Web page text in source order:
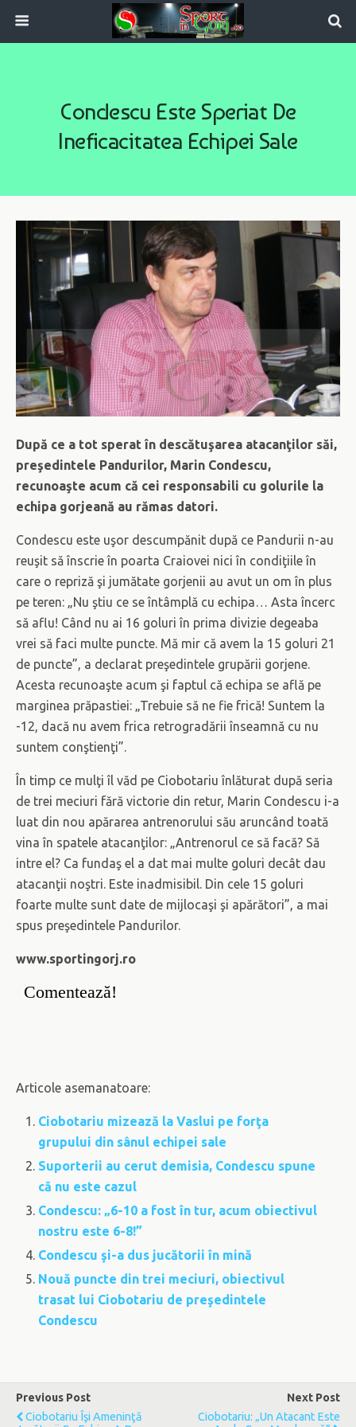
Condescu Este Speriat De
Ineficacitatea Echipei Sale
După ce a tot sperat în descătuşarea atacanţilor săi,
preşedintele Pandurilor, Marin Condescu,
recunoaşte acum că cei responsabili cu golurile la
echipa gorjeană au rămas datori.
Condescu este uşor descumpănit după ce Pandurii n-au
reuşit să înscrie în poarta Craiovei nici în condiţiile în
care o repriză şi jumătate gorjenii au avut un om în plus
pe teren: „Nu ştiu ce se întâmplă cu echipa… Asta încerc
să aflu! Când nu ai 16 goluri în prima divizie degeaba
vrei să faci multe puncte. Mă mir că avem la 15 goluri 21
de puncte”, a declarat preşedintele grupării gorjene.
Acesta recunoaşte acum şi faptul că echipa se află pe
marginea prăpastiei: „Trebuie să ne fie frică! Suntem la
-12, dacă nu avem frica retrogradării înseamnă cu nu
suntem conştienţi”.
În timp ce mulţi îl văd pe Ciobotariu înlăturat după seria
de trei meciuri fără victorie din retur, Marin Condescu i-a
luat din nou apărarea antrenorului său aruncând toată
vina în spatele atacanţilor: „Antrenorul ce să facă? Să
intre el? Ca fundaş el a dat mai multe goluri decât dau
atacanţii noştri. Este inadmisibil. Din cele 15 goluri
foarte multe sunt date de mijlocaşi şi apărători”, a mai
spus preşedintele Pandurilor.
www.sportingorj.ro
Comentează!
Articole asemanatoare:
Ciobotariu mizează la Vaslui pe forţa
grupului din sânul echipei sale
Suporterii au cerut demisia, Condescu spune
că nu este cazul
Condescu: „6-10 a fost în tur, acum obiectivul
nostru este 6-8!”
Condescu şi-a dus jucătorii în mină
Nouă puncte din trei meciuri, obiectivul
trasat lui Ciobotariu de preşedintele
Condescu
Previous Post
Ciobotariu Îşi Ameninţă
Next Post
Ciobotariu: „Un Atacant Este